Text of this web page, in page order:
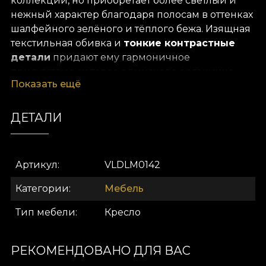
нежный характер благодаря полосам в оттенках
шалфейного зелёного и тёплого бежа. Изящная
текстильная обивка и тонкие контрастные
детали придают ему гармоничное
смотрится и в классических, и в современных
декоративными пуговицами и мягкое сиденье
пространств,
Bona Regatta IIпривносит
прекрасный выбор для зон отдыха или
гостиных в натуральном стиле.
Бархатная обивка с полосами в оттенках
Показать ещё
ДЕТАЛИ
Артикул VLDLM0142
Категории Мебель
Тип мебели Кресло
РЕКОМЕНДОВАНО ДЛЯ ВАС